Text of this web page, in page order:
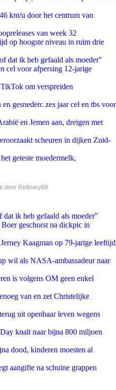
km/u door het centrum van
van week 32
op hoogste niveau in ruim drie
dat ik heb gefaald als moeder"
cel voor afpersing 12-jarige
om verspreiden
gesneden: zes jaar cel en tbs voor
en Jemen aan, dreigen met
scheuren in dijken Zuid-
geteste moedermelk,
door Refinery89
ik heb gefaald als moeder"
geschorst na dickpic in
Kaagman op 79-jarige leeftijd
wil als NASA-ambassadeur naar
is volgens OM geen enkel
van en zet Christelijke
uit openbaar leven wegens
knalt naar bijna 800 miljoen
dood, kinderen moesten al
aangifte na schuine grappen